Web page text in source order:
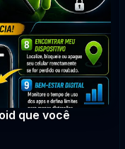
que você